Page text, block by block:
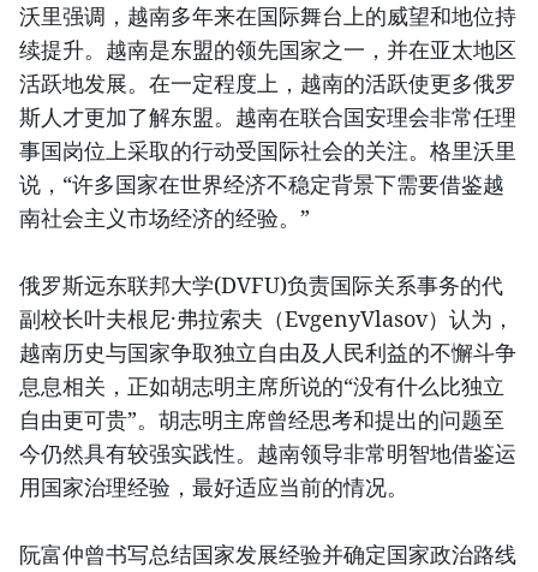
沃里强调，越南多年来在国际舞台上的威望和地位持
续提升。越南是东盟的领先国家之一，并在亚太地区
活跃地发展。在一定程度上，越南的活跃使更多俄罗
斯人才更加了解东盟。越南在联合国安理会非常任理
事国岗位上采取的行动受国际社会的关注。格里沃里
说，“许多国家在世界经济不稳定背景下需要借鉴越
南社会主义市场经济的经验。”
俄罗斯远东联邦大学(DVFU)负责国际关系事务的代
副校长叶夫根尼·弗拉索夫（EvgenyVlasov）认为，
越南历史与国家争取独立自由及人民利益的不懈斗争
息息相关，正如胡志明主席所说的“没有什么比独立
自由更可贵”。胡志明主席曾经思考和提出的问题至
今仍然具有较强实践性。越南领导非常明智地借鉴运
用国家治理经验，最好适应当前的情况。
阮富仲曾书写总结国家发展经验并确定国家政治路线